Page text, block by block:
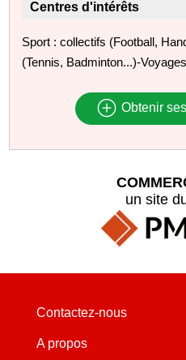
Centres d'intérêts
Sport : collectifs (Football,
(Tennis, Badminton...)-
Obtenir
un site
Contactez-nous
A propos